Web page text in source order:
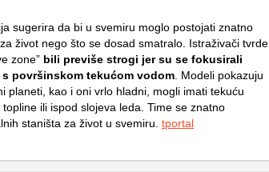
sugerira da bi u svemiru moglo postojati znatno
život nego što se dosad smatralo. Istraživači tvrde
zone” bili previše strogi jer su se fokusirali
površinskom tekućom vodom. Modeli pokazuju
planeti, kao i oni vrlo hladni, mogli imati tekuću
ili ispod slojeva leda. Time se znatno
staništa za život u svemiru. tportal